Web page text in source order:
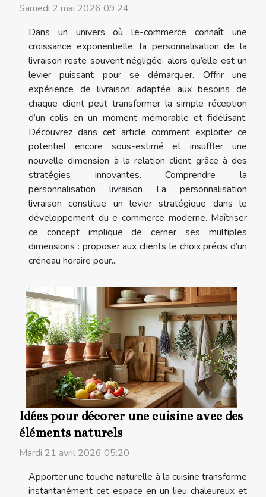
Samedi 2 mai 2026 09:24
Dans un univers où l’e-commerce connaît une
croissance exponentielle, la personnalisation de la
livraison reste souvent négligée, alors qu’elle est un
levier puissant pour se démarquer. Offrir une
expérience de livraison adaptée aux besoins de
chaque client peut transformer la simple réception
d’un colis en un moment mémorable et fidélisant.
Découvrez dans cet article comment exploiter ce
potentiel encore sous-estimé et insuffler une
nouvelle dimension à la relation client grâce à des
stratégies innovantes. Comprendre la
personnalisation livraison La personnalisation
livraison constitue un levier stratégique dans le
développement du e-commerce moderne. Maîtriser
ce concept implique de cerner ses multiples
dimensions : proposer aux clients le choix précis d’un
créneau horaire pour...
Idées pour décorer une cuisine avec des
éléments naturels
Mardi 21 avril 2026 05:20
Apporter une touche naturelle à la cuisine transforme
instantanément cet espace en un lieu chaleureux et